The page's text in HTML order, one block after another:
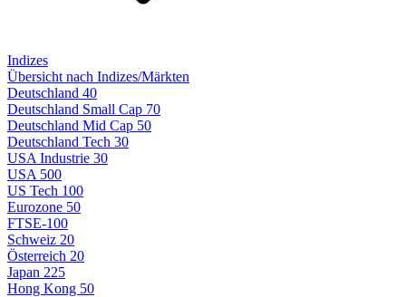
Indizes
Übersicht nach Indizes/Märkten
Deutschland 40
Deutschland Small Cap 70
Deutschland Mid Cap 50
Deutschland Tech 30
USA Industrie 30
USA 500
US Tech 100
Eurozone 50
FTSE-100
Schweiz 20
Österreich 20
Japan 225
Hong Kong 50